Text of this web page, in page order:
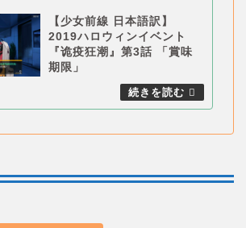
【少女前線 日本語訳】
2019ハロウィンイベント
『诡疫狂潮』第3話 「賞味
期限」